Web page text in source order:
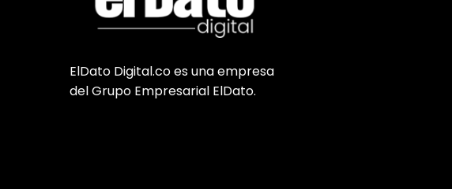
ElDato Digital.co es una empresa
del Grupo Empresarial ElDato.